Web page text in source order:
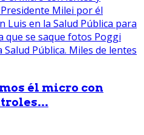
él micro con